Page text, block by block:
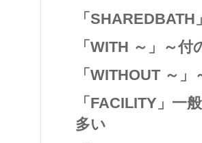
「
「WITH ～」～付
「WITHOUT ～
「FACILITY」一
多い